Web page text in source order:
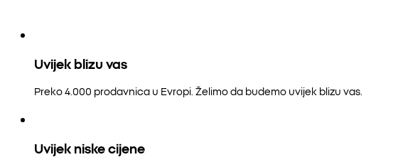
Uvijek blizu vas
Preko 4.000 prodavnica u Evropi. Želimo da budemo uvijek blizu vas.
Uvijek niske cijene